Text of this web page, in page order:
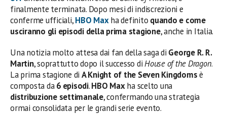
finalmente terminata. Dopo mesi di indiscrezioni e
conferme ufficiali,HBO Max ha definito quando e come
usciranno gli episodi della prima stagione, anche in Italia.
Una notizia molto attesa dai fan della saga di George R. R.
Martin, soprattutto dopo il successo diHouse of the Dragon.
La prima stagione di A Knight of the Seven Kingdomsè
composta da6 episodi.HBO Maxha scelto una
distribuzione settimanale, confermando una strategia
ormai consolidata per le grandi serie evento.